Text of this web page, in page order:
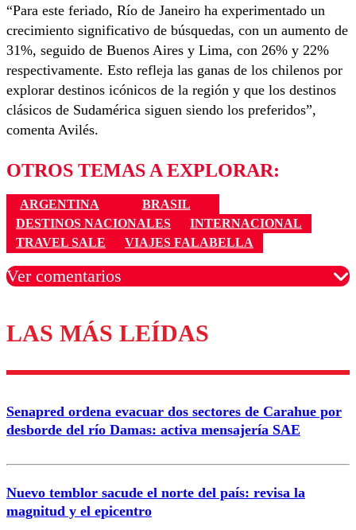
“Para este feriado, Río de Janeiro ha experimentado un
crecimiento significativo de búsquedas, con un aumento de
31%, seguido de Buenos Aires y Lima, con 26% y 22%
respectivamente. Esto refleja las ganas de los chilenos por
explorar destinos icónicos de la región y que los destinos
clásicos de Sudamérica siguen siendo los preferidos”,
comenta Avilés.
OTROS TEMAS A EXPLORAR:
ARGENTINA
BRASIL
DESTINOS NACIONALES
INTERNACIONAL
TRAVEL SALE
VIAJES FALABELLA
Ver comentarios
Los comentarios son moderados para garantizar un
diálogo respetuoso.
Nombre
Correo
LAS MÁS LEÍDAS
Senapred ordena evacuar dos sectores de Carahue por
desborde del río Damas: activa mensajería SAE
Nuevo temblor sacude el norte del país: revisa la
magnitud y el epicentro